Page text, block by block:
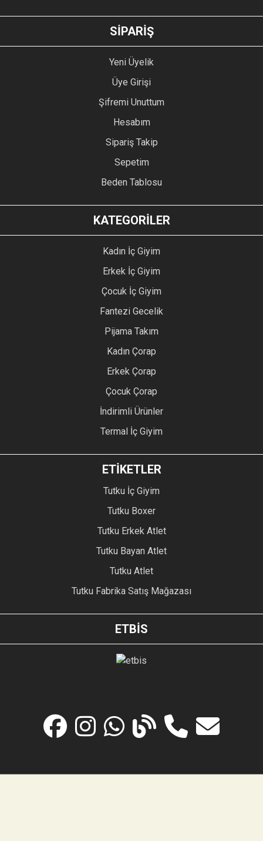
SİPARİŞ
Yeni Üyelik
Üye Girişi
Şifremi Unuttum
Hesabım
Sipariş Takip
Sepetim
Beden Tablosu
KATEGORİLER
Kadın İç Giyim
Erkek İç Giyim
Çocuk İç Giyim
Fantezi Gecelik
Pijama Takım
Kadın Çorap
Erkek Çorap
Çocuk Çorap
İndirimli Ürünler
Termal İç Giyim
ETİKETLER
Tutku İç Giyim
Tutku Boxer
Tutku Erkek Atlet
Tutku Bayan Atlet
Tutku Atlet
Tutku Fabrika Satış Mağazası
ETBİS